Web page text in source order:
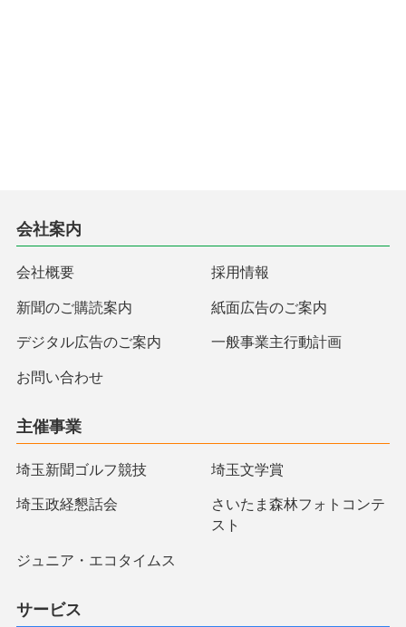
会社案内
会社概要 採用情報
新聞のご購読案内 紙面広告のご案内
デジタル広告のご案内 一般事業主行動計画
お問い合わせ
主催事業
埼玉新聞ゴルフ競技 埼玉文学賞
埼玉政経懇話会
さいたま森林フォトコンテ
スト
ジュニア・エコタイムス
サービス